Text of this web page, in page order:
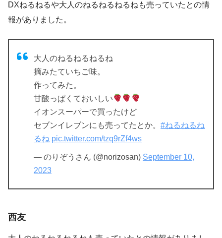
DXねるねるや大人のねるねるねるねも売っていたとの情
報がありました。
大人のねるねるねるね
摘みたていちご味。
作ってみた。
甘酸っぱくておいしい
イオンスーパーで買ったけど
セブンイレブンにも売ってたとか。 #ねるねるね
るね pic.twitter.com/tzq9rZf4ws
— のりぞうさん (@norizosan) September 10,
2023
西友